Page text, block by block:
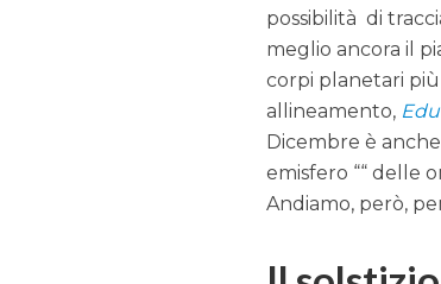
possibilità di
meglio ancora il
corpi planetari
allineamento,
Dicembre è
emisfero ““ delle
Andiamo, però,